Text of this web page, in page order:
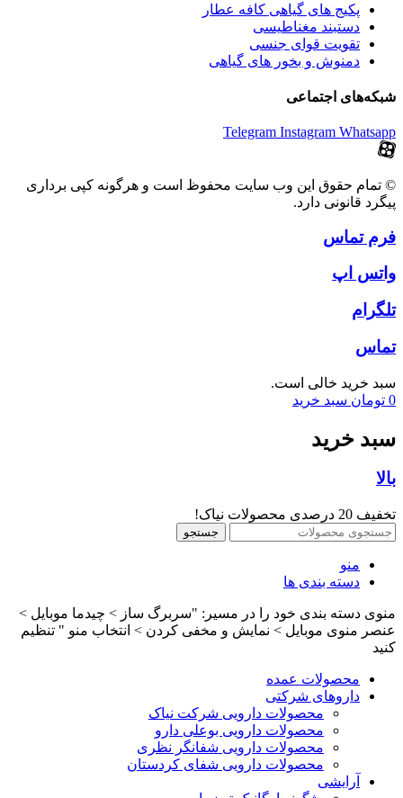
پکیج های گیاهی کافه عطار
دستبند مغناطیسی
تقویت قوای جنسی
دمنوش و بخور های گیاهی
شبکه‌های اجتماعی
Telegram Instagram Whatsapp
© تمام حقوق این وب سایت محفوظ است و هرگونه کپی برداری
پیگرد قانونی دارد.
فرم تماس
واتس اپ
تلگرام
تماس
سبد خرید خالی است.
0 تومان سبد خرید
سبد خرید
بالا
تخفیف 20 درصدی محصولات نیاک!
جستجو
منو
دسته بندی ها
منوی دسته بندی خود را در مسیر: "سربرگ ساز > چیدما موبایل >
عنصر منوی موبایل > نمایش و مخفی کردن > انتخاب منو " تنظیم
کنید
محصولات عمده
داروهای شرکتی
محصولات دارویی شرکت نیاک
محصولات دارویی بوعلی دارو
محصولات دارویی شفانگر نظری
محصولات دارویی شفای کردستان
آرایشی